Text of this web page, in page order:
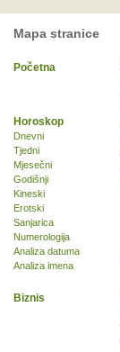
Mapa stranice
Početna
Biznis
Horoskop
Dnevni
Tjedni
Mjesečni
Godišnji
Kineski
Erotski
Sanjarica
Numerologija
Analiza datuma
Analiza imena